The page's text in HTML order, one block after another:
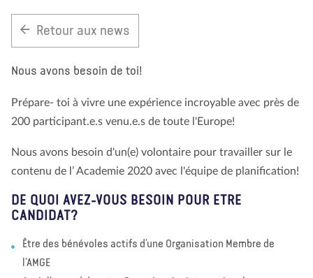
NOTRE MONDE
Contactez nous FAIRE UN DON
Retour aux news
Nous avons besoin de toi!
Prépare- toi à vivre une expérience incroyable avec près de
200 participant.e.s venu.e.s de toute l'Europe!
Nous avons besoin d'un(e) volontaire pour travailler sur le
contenu de l’ Academie 2020 avec l'équipe de planification!
DE QUOI AVEZ-VOUS BESOIN POUR ETRE
CANDIDAT?
Être des bénévoles actifs d’une Organisation Membre de
l’AMGE